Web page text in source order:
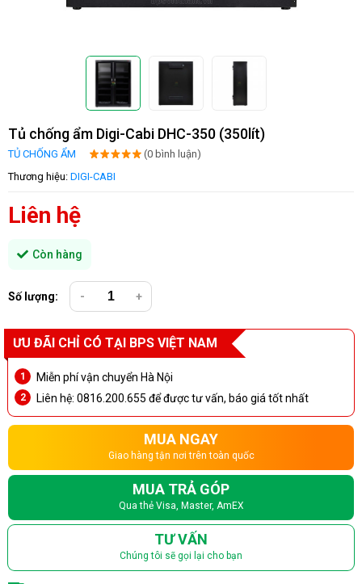
Tủ chống ẩm Digi-Cabi DHC-350 (350lít)
TỦ CHỐNG ẨM
(0 bình luận)
Thương hiệu: DIGI-CABI
Liên hệ
Còn hàng
Số lượng: - +
ƯU ĐÃI CHỈ CÓ TẠI BPS VIỆT NAM
Miễn phí vận chuyển Hà Nội
Liên hệ: 0816.200.655 để được tư vấn, báo giá tốt nhất
MUA NGAY
Giao hàng tận nơi trên toàn quốc
MUA TRẢ GÓP
Qua thẻ Visa, Master, AmEX
TƯ VẤN
Chúng tôi sẽ gọi lại cho bạn